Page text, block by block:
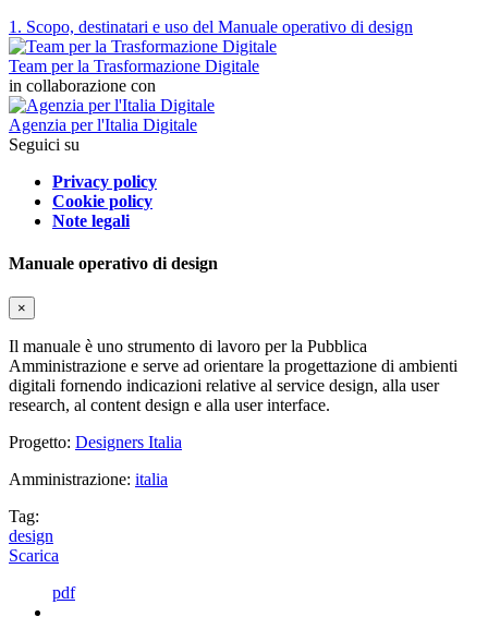
1. Scopo, destinatari e uso del Manuale operativo di design
Team per la Trasformazione Digitale
in collaborazione con
Agenzia per l'Italia Digitale
Seguici su
Privacy policy
Cookie policy
Note legali
Manuale operativo di design
×
Il manuale è uno strumento di lavoro per la Pubblica
Amministrazione e serve ad orientare la progettazione di ambienti
digitali fornendo indicazioni relative al service design, alla user
research, al content design e alla user interface.
Progetto: Designers Italia
Amministrazione: italia
Tag:
design
Scarica
pdf